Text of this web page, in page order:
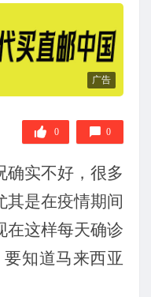
广告
0 0
确实不好，很多
其是在疫情期间
在这样每天确诊
知道马来西亚